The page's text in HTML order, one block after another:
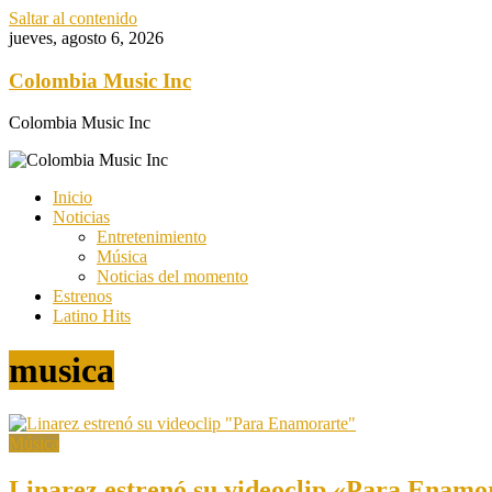
Saltar al contenido
jueves, agosto 6, 2026
Colombia Music Inc
Colombia Music Inc
Inicio
Noticias
Entretenimiento
Música
Noticias del momento
Estrenos
Latino Hits
musica
Música